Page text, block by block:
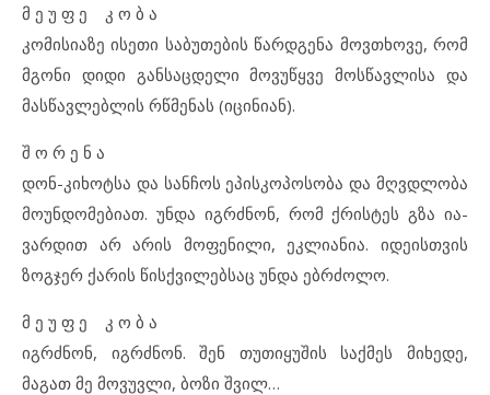
მ ე უ ფ ე კ ო ბ ა
კომისიაზე ისეთი საბუთების წარდგენა მოვთხოვე, რომ
მგონი დიდი განსაცდელი მოვუწყვე მოსწავლისა და
მასწავლებლის რწმენას (იცინიან).
შ ო რ ე ნ ა
დონ-კიხოტსა და სანჩოს ეპისკოპოსობა და მღვდლობა
მოუნდომებიათ. უნდა იგრძნონ, რომ ქრისტეს გზა ია-
ვარდით არ არის მოფენილი, ეკლიანია. იდეისთვის
ზოგჯერ ქარის წისქვილებსაც უნდა ებრძოლო.
მ ე უ ფ ე კ ო ბ ა
იგრძნონ, იგრძნონ. შენ თუთიყუშის საქმეს მიხედე,
მაგათ მე მოვუვლი, ბოზი შვილ…